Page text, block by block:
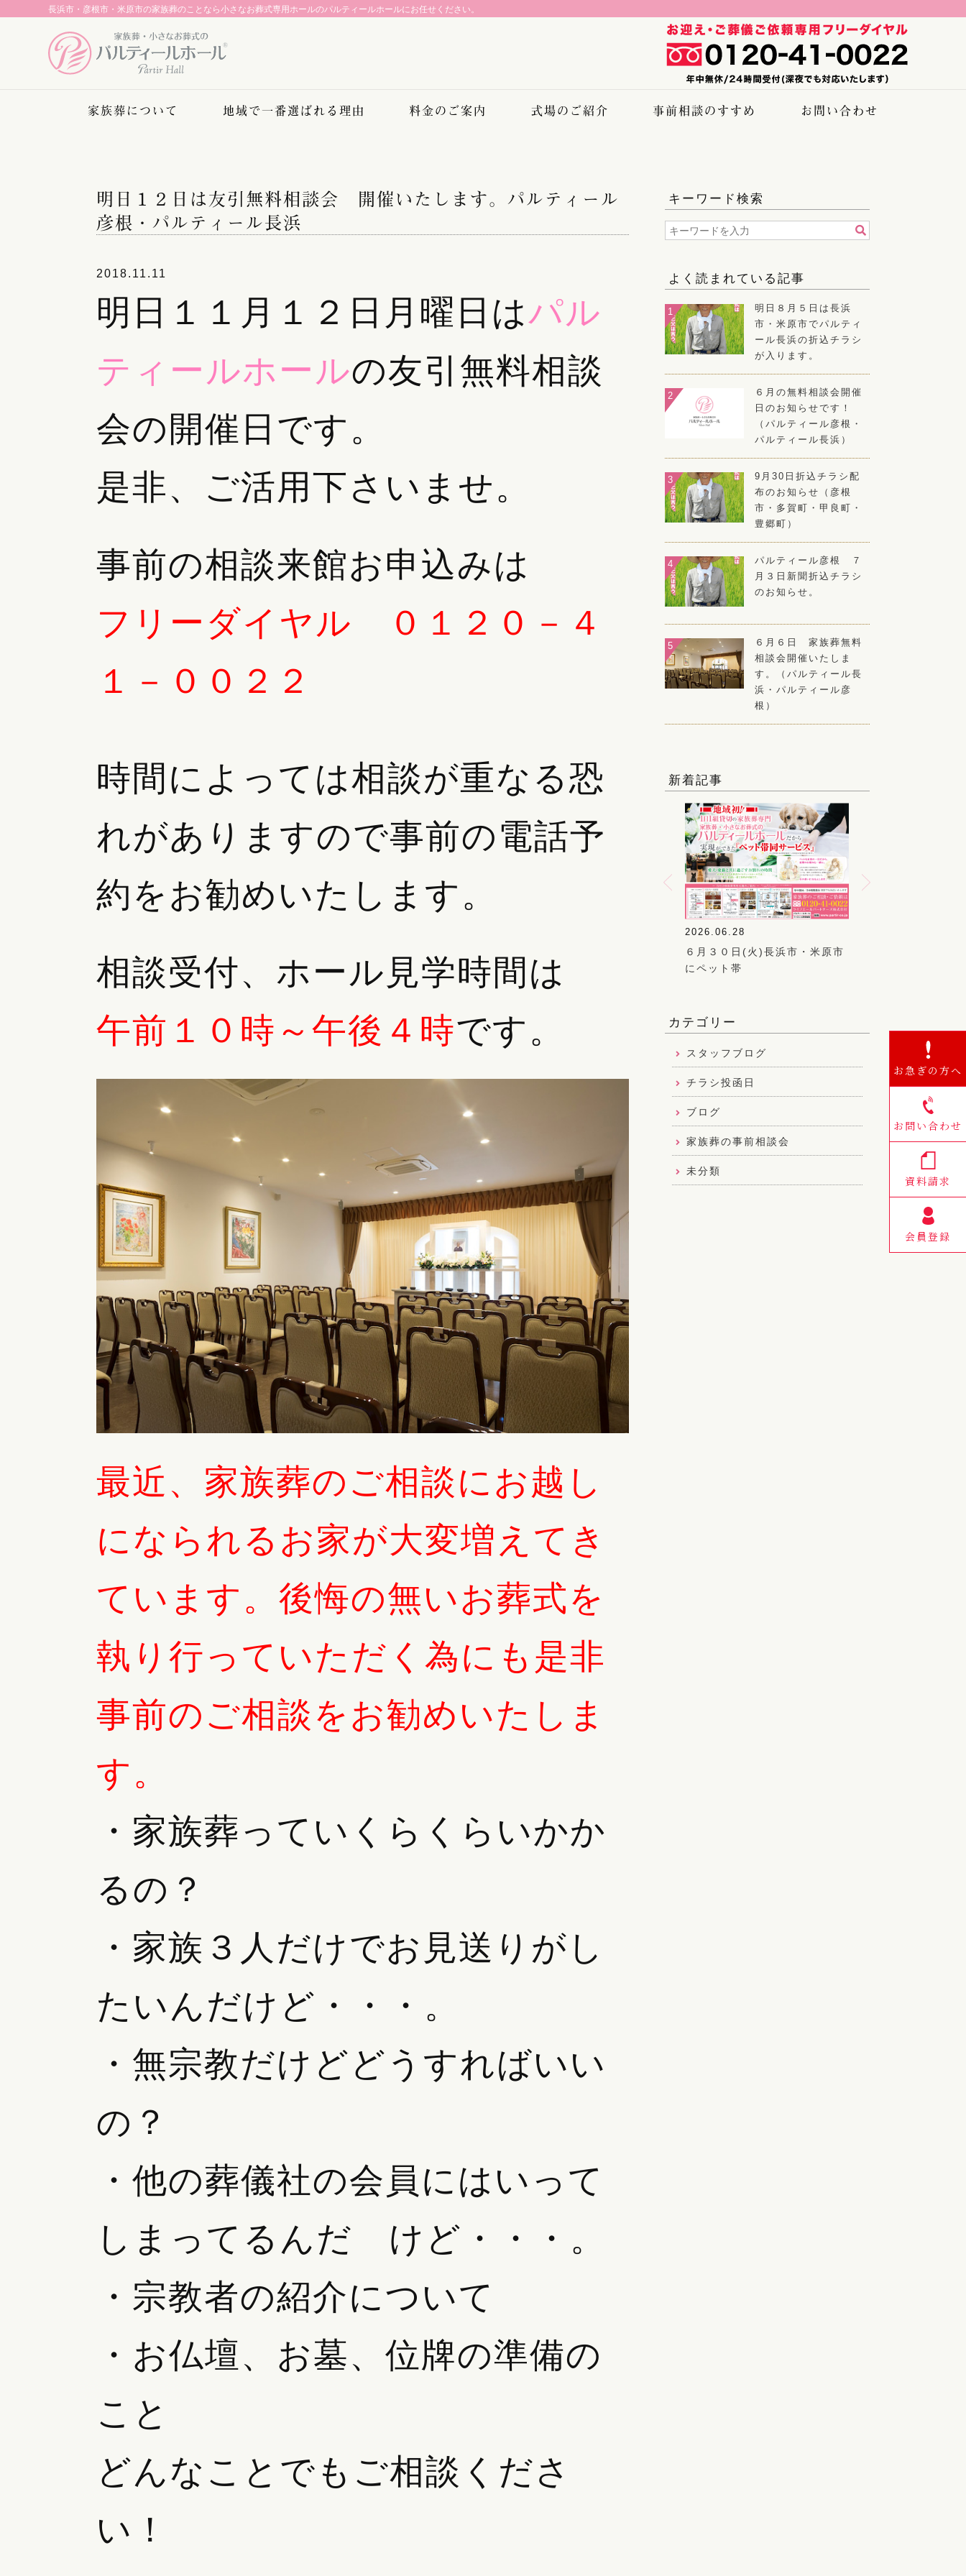
長浜市・彦根市・米原市の家族葬のことなら小さなお葬式専用ホールのパルティールホールにお任せください。
家族葬について 地域で一番選ばれる理由 料金のご案内 式場のご紹介 事前相談のすすめ お問い合わせ
明日１２日は友引無料相談会 開催いたします。パルティール
彦根・パルティール長浜
2018.11.11
明日１１月１２日月曜日はパル
ティールホールの友引無料相談
会の開催日です。
是非、ご活用下さいませ。
事前の相談来館お申込みは
フリーダイヤル ０１２０－４
１－００２２
時間によっては相談が重なる恐
れがありますので事前の電話予
約をお勧めいたします。
相談受付、ホール見学時間は
午前１０時～午後４時です。
最近、家族葬のご相談にお越し
になられるお家が大変増えてき
ています。後悔の無いお葬式を
執り行っていただく為にも是非
事前のご相談をお勧めいたしま
す。
・家族葬っていくらくらいかか
るの？
・家族３人だけでお見送りがし
たいんだけど・・・。
・無宗教だけどどうすればいい
の？
・他の葬儀社の会員にはいって
しまってるんだ けど・・・。
・宗教者の紹介について
・お仏壇、お墓、位牌の準備の
こと
どんなことでもご相談くださ
い！
キーワード検索
よく読まれている記事
明日８月５日は長浜
市・米原市でパルティ
ール長浜の折込チラシ
が入ります。
６月の無料相談会開催
日のお知らせです！
（パルティール彦根・
パルティール長浜）
9月30日折込チラシ配
布のお知らせ（彦根
市・多賀町・甲良町・
豊郷町）
パルティール彦根 ７
月３日新聞折込チラシ
のお知らせ。
６月６日 家族葬無料
相談会開催いたしま
す。（パルティール長
浜・パルティール彦
根）
新着記事
町、甲良町、
2026.06.28
６月３０日(火)長浜市・米原市
にペット帯
カテゴリー
スタッフブログ
チラシ投函日
ブログ
家族葬の事前相談会
未分類
お急ぎの方へ
お問い合わせ
資料請求
会員登録